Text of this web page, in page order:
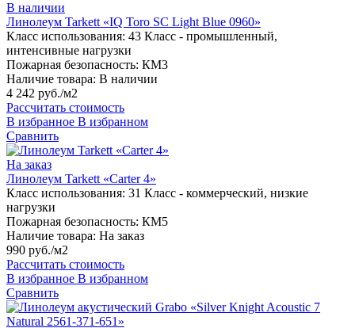
В наличии
Линолеум Tarkett «IQ Toro SC Light Blue 0960»
Класс использования: 43 Класс - промышленный,
интенсивные нагрузки
Пожарная безопасность: КМ3
Наличие товара: В наличии
4 242 руб./м2
Рассчитать стоимость
В избранное В избранном
Сравнить
На заказ
Линолеум Tarkett «Carter 4»
Класс использования: 31 Класс - коммерческий, низкие
нагрузки
Пожарная безопасность: КМ5
Наличие товара: На заказ
990 руб./м2
Рассчитать стоимость
В избранное В избранном
Сравнить